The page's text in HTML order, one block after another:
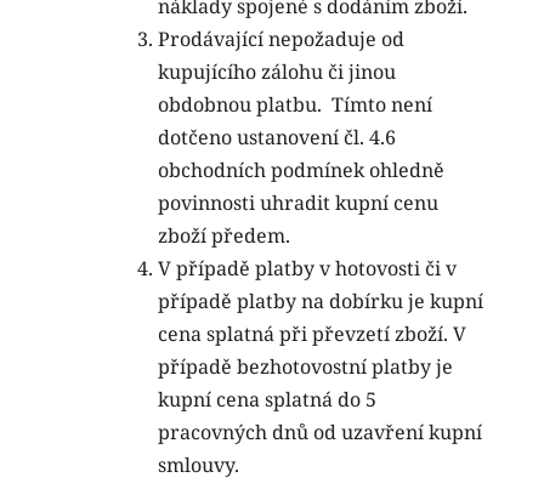
náklady spojené s dodáním zboží.
Prodávající nepožaduje od
kupujícího zálohu či jinou
obdobnou platbu. Tímto není
dotčeno ustanovení čl. 4.6
obchodních podmínek ohledně
povinnosti uhradit kupní cenu
zboží předem.
V případě platby v hotovosti či v
případě platby na dobírku je kupní
cena splatná při převzetí zboží. V
případě bezhotovostní platby je
kupní cena splatná do 5
pracovných dnů od uzavření kupní
smlouvy.